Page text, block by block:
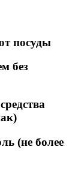
посуды
без
(не более